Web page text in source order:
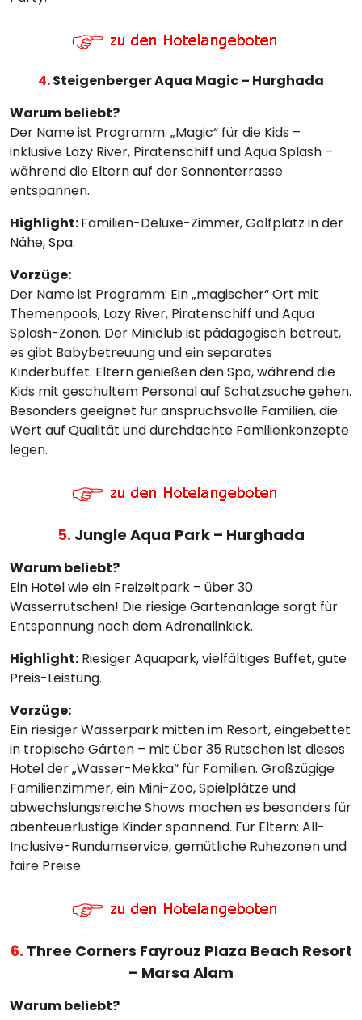
4.Steigenberger Aqua Magic – Hurghada
Warum beliebt?
Der Name ist Programm: „Magic“ für die Kids –
inklusive Lazy River, Piratenschiff und Aqua Splash –
während die Eltern auf der Sonnenterrasse
entspannen.
Highlight:Familien-Deluxe-Zimmer, Golfplatz in der
Nähe, Spa.
Vorzüge:
Der Name ist Programm: Ein „magischer“ Ort mit
Themenpools, Lazy River, Piratenschiff und Aqua
Splash-Zonen. Der Miniclub ist pädagogisch betreut,
es gibt Babybetreuung und ein separates
Kinderbuffet. Eltern genießen den Spa, während die
Kids mit geschultem Personal auf Schatzsuche gehen.
Besonders geeignet für anspruchsvolle Familien, die
Wert auf Qualität und durchdachte Familienkonzepte
legen.
5. Jungle Aqua Park – Hurghada
Warum beliebt?
Ein Hotel wie ein Freizeitpark – über 30
Wasserrutschen! Die riesige Gartenanlage sorgt für
Entspannung nach dem Adrenalinkick.
Highlight: Riesiger Aquapark, vielfältiges Buffet, gute
Preis-Leistung.
Vorzüge:
Ein riesiger Wasserpark mitten im Resort, eingebettet
in tropische Gärten – mit über 35 Rutschen ist dieses
Hotel der „Wasser-Mekka“ für Familien. Großzügige
Familienzimmer, ein Mini-Zoo, Spielplätze und
abwechslungsreiche Shows machen es besonders für
abenteuerlustige Kinder spannend. Für Eltern: All-
Inclusive-Rundumservice, gemütliche Ruhezonen und
faire Preise.
6. Three Corners Fayrouz Plaza Beach Resort
– Marsa Alam
Warum beliebt?